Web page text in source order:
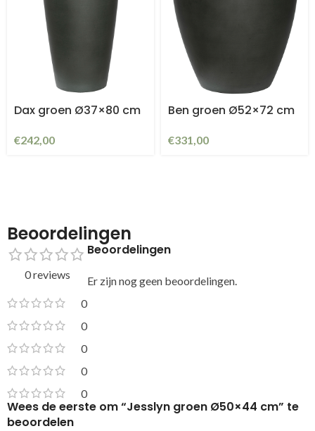
Dax groen Ø37×80 cm
€242,00
Ben groen Ø52×72 cm
€331,00
Beoordelingen
0 reviews
0
0
0
0
0
Beoordelingen
Er zijn nog geen beoordelingen.
Wees de eerste om “Jesslyn groen Ø50×44 cm” te
beoordelen